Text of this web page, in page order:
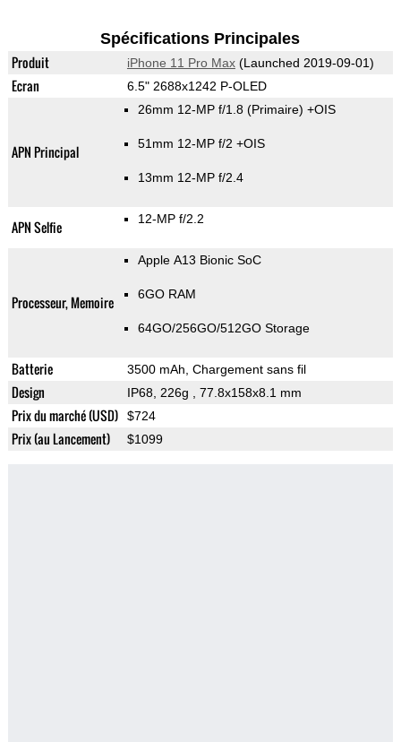
Spécifications Principales
Produit iPhone 11 Pro Max(Launched 2019-09-01)
Ecran 6.5" 2688x1242 P-OLED
APN Principal
26mm 12-MP f/1.8 (Primaire) +OIS
51mm 12-MP f/2 +OIS
13mm 12-MP f/2.4
APN Selfie 12-MP f/2.2
Processeur, Memoire
Apple A13 Bionic SoC
6GO RAM
64GO/256GO/512GO Storage
Batterie 3500 mAh, Chargement sans fil
Design IP68, 226g , 77.8x158x8.1 mm
Prix du marché (USD) $724
Prix (au Lancement) $1099